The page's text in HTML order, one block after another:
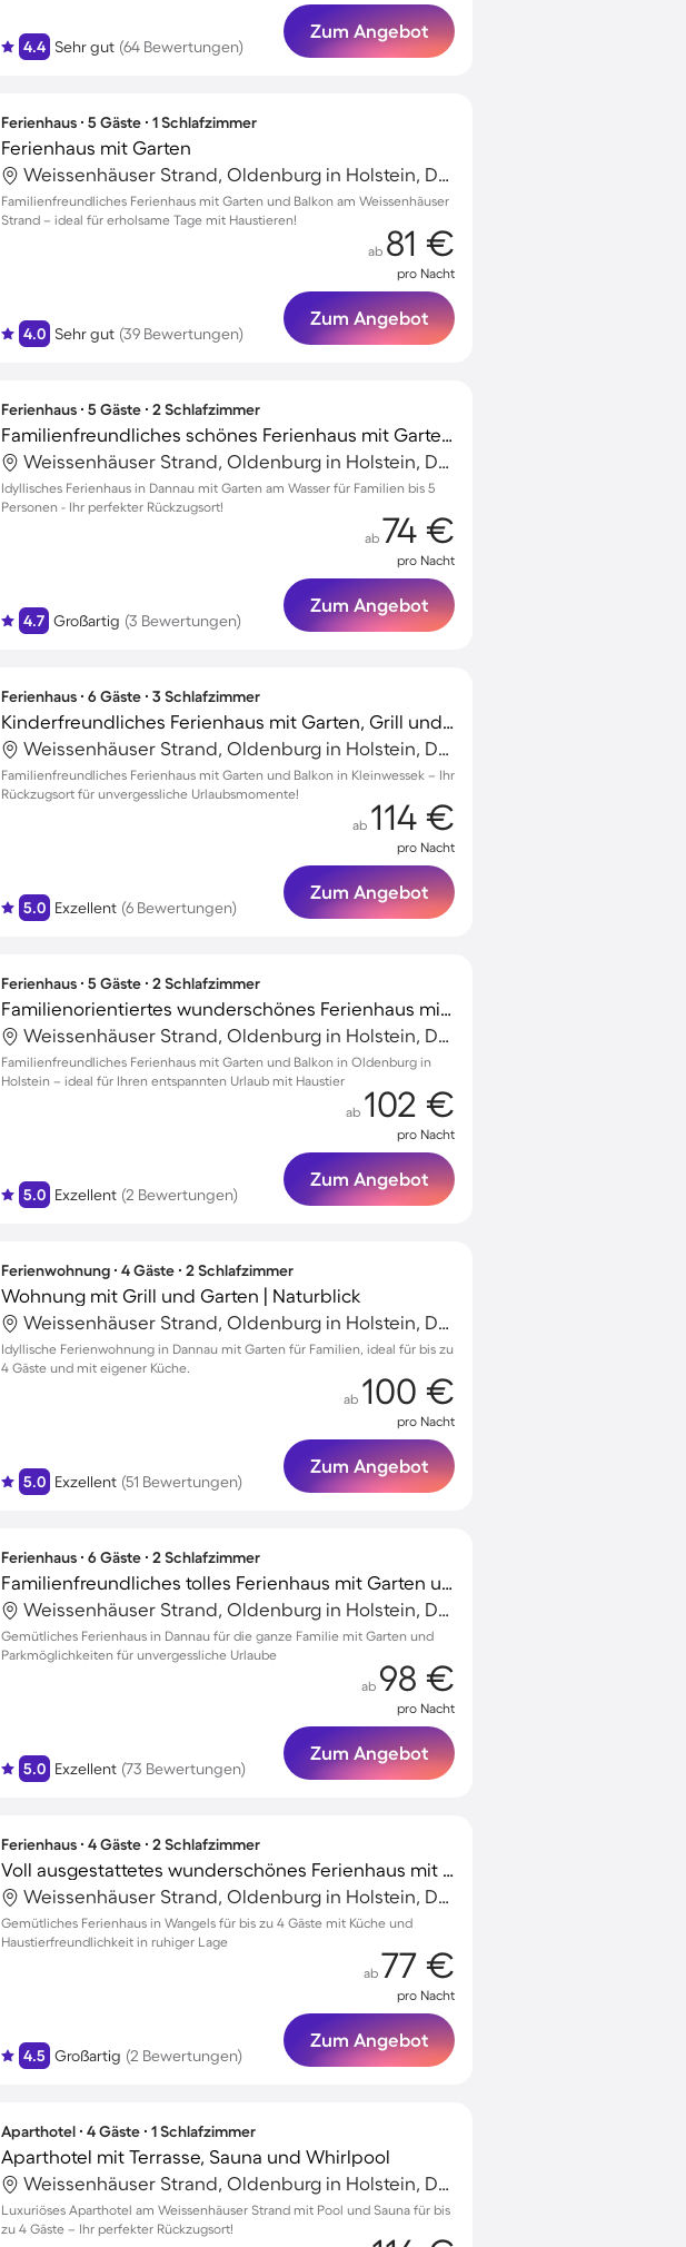
4.4 Sehr gut (64 Bewertungen)
Zum Angebot
Ferienhaus ∙ 5 Gäste ∙ 1 Schlafzimmer
Ferienhaus mit Garten
Weissenhäuser Strand, Oldenburg in Holstein, Deutschland
Familienfreundliches Ferienhaus mit Garten und Balkon am Weissenhäuser
Strand – ideal für erholsame Tage mit Haustieren!
4.0 Sehr gut (39 Bewertungen)
ab 81 €
pro Nacht
Zum Angebot
Ferienhaus ∙ 5 Gäste ∙ 2 Schlafzimmer
Familienfreundliches schönes Ferienhaus mit Garten und Terrasse
Weissenhäuser Strand, Oldenburg in Holstein, Deutschland
Idyllisches Ferienhaus in Dannau mit Garten am Wasser für Familien bis 5
Personen - Ihr perfekter Rückzugsort!
4.7 Großartig (3 Bewertungen)
ab 74 €
pro Nacht
Zum Angebot
Ferienhaus ∙ 6 Gäste ∙ 3 Schlafzimmer
Kinderfreundliches Ferienhaus mit Garten, Grill und Terrasse | Naturblick
Weissenhäuser Strand, Oldenburg in Holstein, Deutschland
Familienfreundliches Ferienhaus mit Garten und Balkon in Kleinwessek – Ihr
Rückzugsort für unvergessliche Urlaubsmomente!
5.0 Exzellent (6 Bewertungen)
ab 114 €
pro Nacht
Zum Angebot
Ferienhaus ∙ 5 Gäste ∙ 2 Schlafzimmer
Familienorientiertes wunderschönes Ferienhaus mit Terrasse, Grill und Garten | Naturblick | Haustiere erlaubt
Weissenhäuser Strand, Oldenburg in Holstein, Deutschland
Familienfreundliches Ferienhaus mit Garten und Balkon in Oldenburg in
Holstein – ideal für Ihren entspannten Urlaub mit Haustier
5.0 Exzellent (2 Bewertungen)
ab 102 €
pro Nacht
Zum Angebot
Ferienwohnung ∙ 4 Gäste ∙ 2 Schlafzimmer
Wohnung mit Grill und Garten | Naturblick
Weissenhäuser Strand, Oldenburg in Holstein, Deutschland
Idyllische Ferienwohnung in Dannau mit Garten für Familien, ideal für bis zu
4 Gäste und mit eigener Küche.
5.0 Exzellent (51 Bewertungen)
ab 100 €
pro Nacht
Zum Angebot
Ferienhaus ∙ 6 Gäste ∙ 2 Schlafzimmer
Familienfreundliches tolles Ferienhaus mit Garten und Grill | Naturblick
Weissenhäuser Strand, Oldenburg in Holstein, Deutschland
Gemütliches Ferienhaus in Dannau für die ganze Familie mit Garten und
Parkmöglichkeiten für unvergessliche Urlaube
5.0 Exzellent (73 Bewertungen)
ab 98 €
pro Nacht
Zum Angebot
Ferienhaus ∙ 4 Gäste ∙ 2 Schlafzimmer
Voll ausgestattetes wunderschönes Ferienhaus mit Terrasse und Grill | Haustierfreundlich
Weissenhäuser Strand, Oldenburg in Holstein, Deutschland
Gemütliches Ferienhaus in Wangels für bis zu 4 Gäste mit Küche und
Haustierfreundlichkeit in ruhiger Lage
4.5 Großartig (2 Bewertungen)
ab 77 €
pro Nacht
Zum Angebot
Aparthotel ∙ 4 Gäste ∙ 1 Schlafzimmer
Aparthotel mit Terrasse, Sauna und Whirlpool
Weissenhäuser Strand, Oldenburg in Holstein, Deutschland
Luxuriöses Aparthotel am Weissenhäuser Strand mit Pool und Sauna für bis
zu 4 Gäste – Ihr perfekter Rückzugsort!